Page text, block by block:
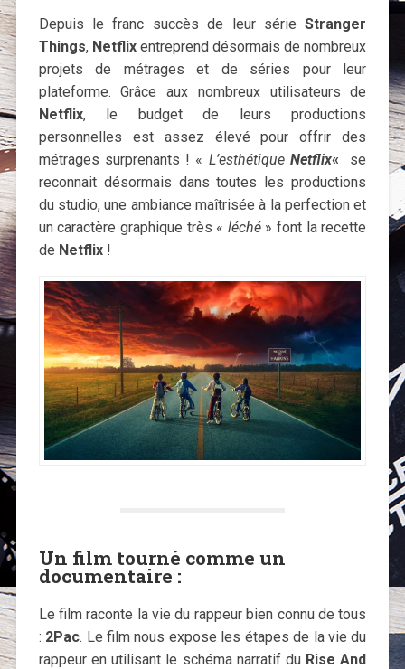
Depuis le franc succès de leur sérieStranger
Things, Netflixentreprend désormais de nombreux
projets de métrages et de séries pour leur
plateforme. Grâce aux nombreux utilisateurs de
Netflix, le budget de leurs productions
personnelles est assez élevé pour offrir des
métrages surprenants ! « L’esthétique Netflix«
se
reconnait désormais dans toutes les productions
du studio, une ambiance maîtrisée à la perfection et
un caractère graphique très « léché» font la recette
de Netflix!
Un film tourné comme un
documentaire :
Le film raconte la vie du rappeur bien connu de tous
: 2Pac. Le film nous expose les étapes de la vie du
rappeur en utilisant le schéma narratif duRise And